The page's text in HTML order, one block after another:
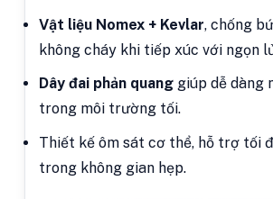
Vật liệu Nomex + Kevlar, chống
không cháy khi tiếp xúc với ngọn
Dây đai phản quang giúp dễ dàng
trong môi trường tối.
Thiết kế ôm sát cơ thể, hỗ trợ tối
trong không gian hẹp.